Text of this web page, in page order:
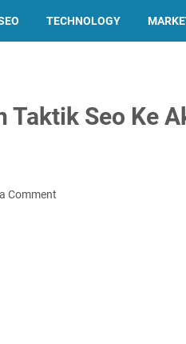
TECHNOLOGY
Taktik Seo Ke
Comment